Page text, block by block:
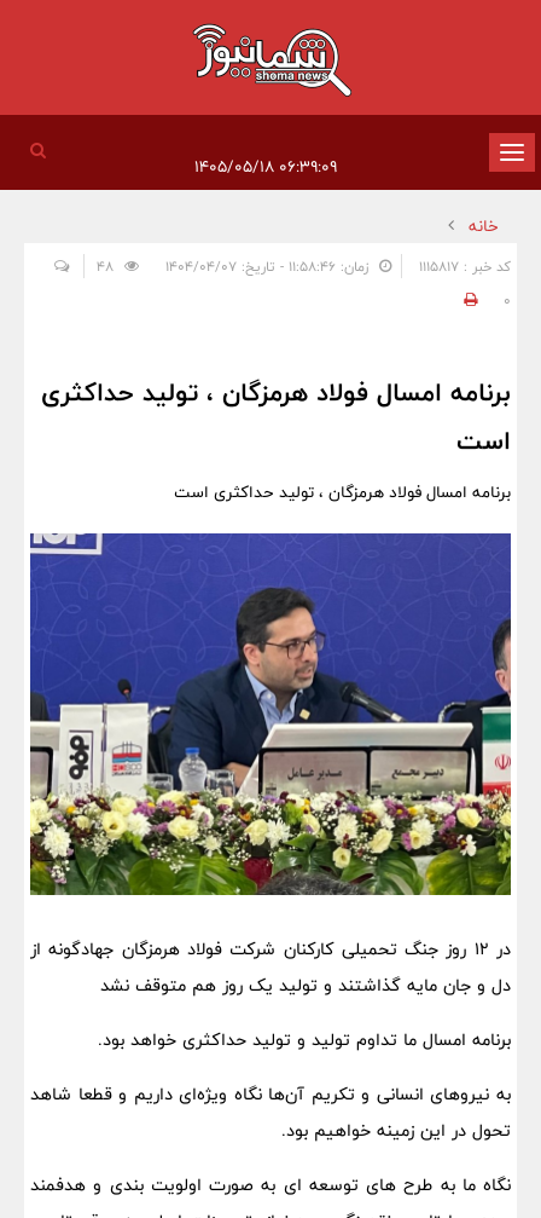
تغییر
وضعیت
ناوبری
۰۶:۳۹:۰۹ ۱۴۰۵/۰۵/۱۸
خانه
کد خبر : 1115817 زمان: ۱۱:۵۸:۴۶ - تاریخ: ۱۴۰۴/۰۴/۰۷
0
برنامه امسال فولاد هرمزگان ، تولید حداکثری
است
برنامه امسال فولاد هرمزگان ، تولید حداکثری است
در ۱۲ روز جنگ تحمیلی کارکنان شرکت فولاد هرمزگان جهادگونه از
دل و جان مایه گذاشتند و تولید یک روز هم متوقف نشد
برنامه امسال ما تداوم تولید و تولید حداکثری خواهد بود.
به نیروهای انسانی و تکریم آن‌ها نگاه ویژه‌ای داریم و قطعا شاهد
تحول در این زمینه خواهیم بود.
نگاه ما به طرح‌ های توسعه‌ ای به صورت اولویت‌ بندی و هدفمند